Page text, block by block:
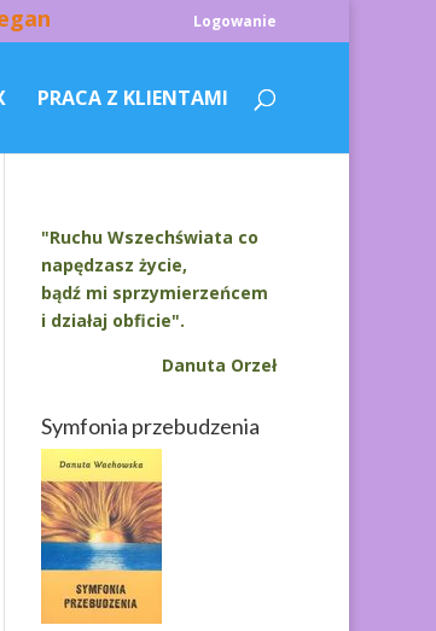
Logowanie
PRACA Z KLIENTAMI
"Ruchu Wszechświata co
napędzasz życie,
bądź mi sprzymierzeńcem
i działaj obficie".
Danuta Orzeł
Symfonia przebudzenia